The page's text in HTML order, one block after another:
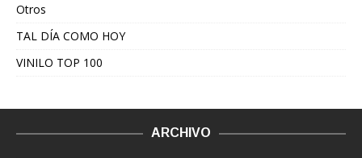
Otros
TAL DÍA COMO HOY
VINILO TOP 100
ARCHIVO